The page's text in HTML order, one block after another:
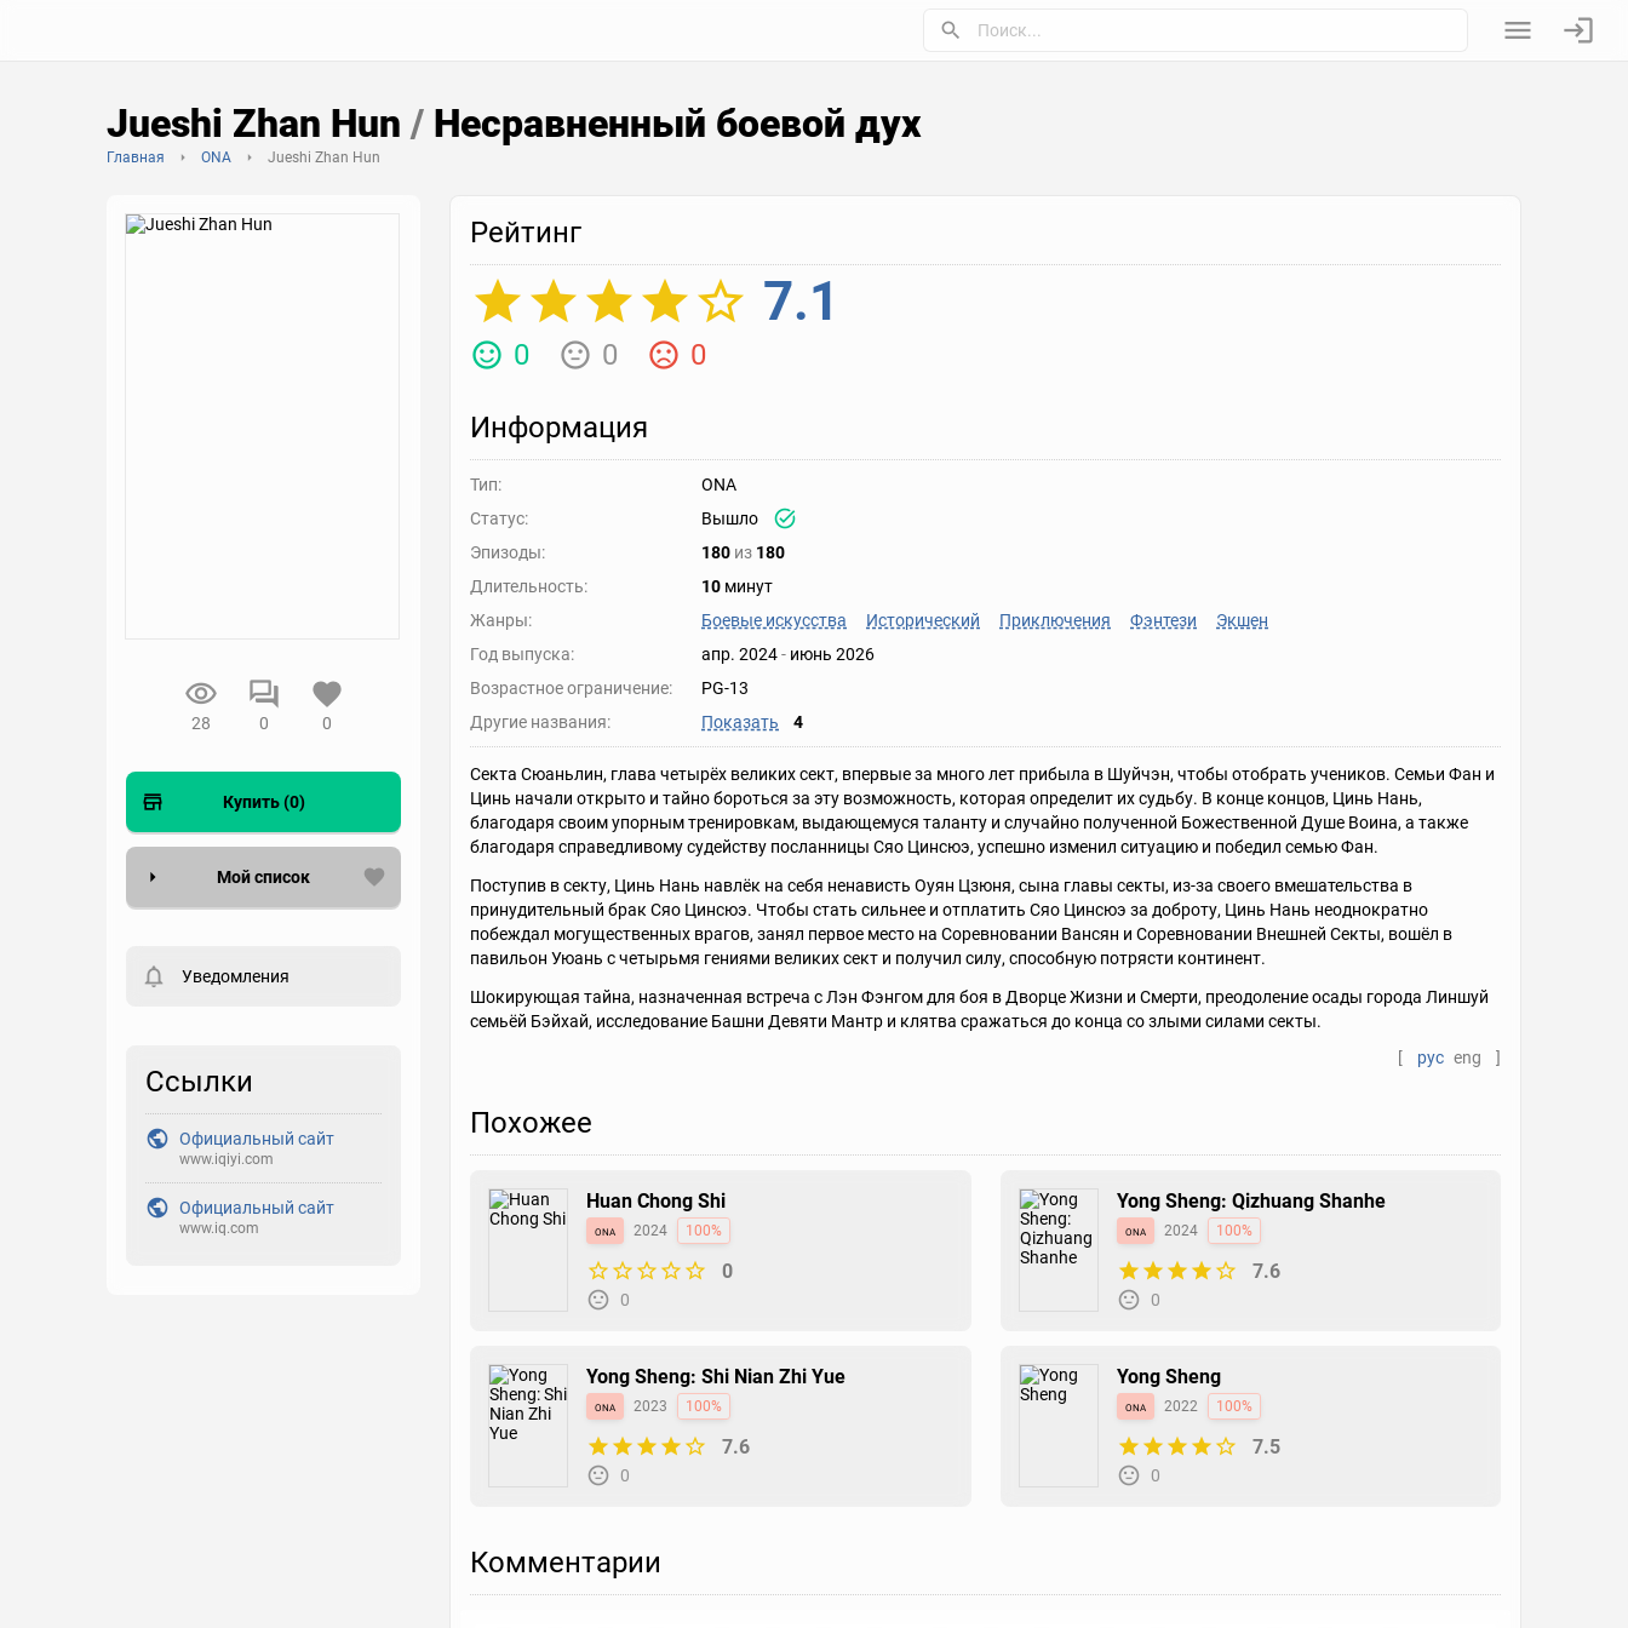
Jueshi Zhan Hun / Несравненный боевой дух
Главная ONA Jueshi Zhan Hun
28 0 0
Купить (0)
Мой список
пользователи. Хотите
Закладка
Рейтинг
Выберите рейтинг
Уведомления
Ссылки
Официальный сайт
www.iqiyi.com
Официальный сайт
www.iq.com
Рейтинг
7.1
0 0 0
Информация
Тип:
ONA
Статус:
Вышло
Эпизоды:
180 из 180
Длительность:
10 минут
Жанры:
Боевые искусства Исторический Приключения Фэнтези
Экшен
Год выпуска:
апр. 2024- июнь 2026
Возрастное ограничение:
PG-13
Другие названия:
Показать 4
Секта Сюаньлин, глава четырёх великих сект, впервые за много лет прибыла в Шуйчэн, чтобы отобрать учеников. Семьи Фан и
Цинь начали открыто и тайно бороться за эту возможность, которая определит их судьбу. В конце концов, Цинь Нань,
благодаря своим упорным тренировкам, выдающемуся таланту и случайно полученной Божественной Душе Воина, а также
благодаря справедливому судейству посланницы Сяо Цинсюэ, успешно изменил ситуацию и победил семью Фан.
Поступив в секту, Цинь Нань навлёк на себя ненависть Оуян Цзюня, сына главы секты, из-за своего вмешательства в
принудительный брак Сяо Цинсюэ. Чтобы стать сильнее и отплатить Сяо Цинсюэ за доброту, Цинь Нань неоднократно
побеждал могущественных врагов, занял первое место на Соревновании Вансян и Соревновании Внешней Секты, вошёл в
павильон Уюань с четырьмя гениями великих сект и получил силу, способную потрясти континент.
Шокирующая тайна, назначенная встреча с Лэн Фэнгом для боя в Дворце Жизни и Смерти, преодоление осады города Линшуй
семьёй Бэйхай, исследование Башни Девяти Мантр и клятва сражаться до конца со злыми силами секты.
[
рус eng ]
Похожее
Huan Chong Shi
ona 2024 100%
0
0
Yong Sheng: Qizhuang Shanhe
ona 2024 100%
7.6
0
Yong Sheng: Shi Nian Zhi Yue
ona 2023 100%
7.6
0
Yong Sheng
ona 2022 100%
7.5
0
Комментарии